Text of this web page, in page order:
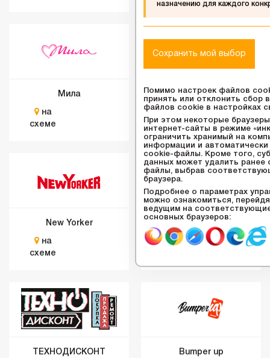
Мила
на
схеме
Зоомаркет
на
схеме
New Yorker
на
схеме
Чудо сладости
на
ТЕХНОДИСКОНТ Bumper up
назначению для каждого
Сохранить мой выбор
Помимо настроек файлов
принять или отклонить сбор
файлов сookie в настройках
При этом некоторые
интернет-сайты в режиме
ограничить хранимый на
информации и
cookie-файлы. Кроме того,
данных может удалить ранее
файлы, выбрав
браузера.
Подробнее о параметрах
можно ознакомиться,
ведущим на
основных браузеров: